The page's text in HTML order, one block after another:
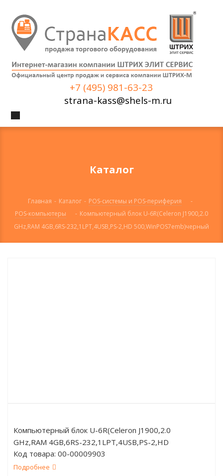
+7 (495) 981-63-23
strana-kass@shels-m.ru
Каталог
Главная - Каталог - POS-системы и POS-периферия
-
POS-компьютеры
- Компьютерный блок U-6R(Celeron J1900,2.0
GHz,RAM 4GB,6RS-232,1LPT,4USB,PS-2,HD 500,WinPOS7emb)черный
Компьютерный блок U-6R(Celeron J1900,2.0
GHz,RAM 4GB,6RS-232,1LPT,4USB,PS-2,HD
500,WinPOS7emb)черный
Код товара: 00-00009903
Подробнее